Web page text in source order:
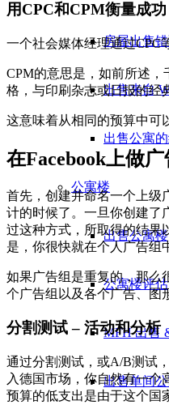
房屋出售
出售来自
出售公寓
公寓楼
出售公寓楼
公寓楼评估
MFH 出售
出售单间
用CPC和CPM衡量成功
一个社会媒体经理通过CPC
CPM的意思是，如前所述
格，与印刷杂志或日报的经
这意味着从相同的预算中可
在Facebook上做广
首先，创建并命名一个上级
计的时候了。一旦你创建了
过这种方式，所取得的结果
是，你很快就在个人广告组
如果广告组是重复的，那么
个广告组以及各个广告、图
分割测试 – 活动和分析
通过分割测试，或A/B测试
入德国市场，你自然有一个
预算的低支出是由于这个国